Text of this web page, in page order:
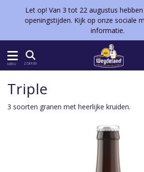
Let op! Van 3 tot 22 augustus
openingstijden. Kijk op onze sociale
informatie.
MENU ZOEKEN
Triple
3 soorten granen met heerlijke kruiden.